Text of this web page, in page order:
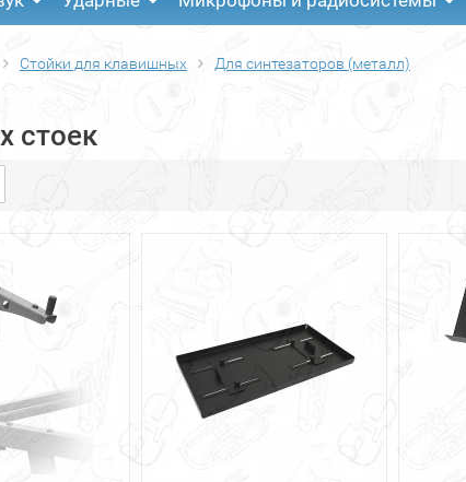
Стойки для клавишных
Для синтезаторов (металл)
стоек